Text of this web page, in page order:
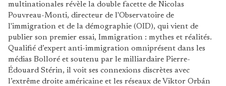
multinationales révèle la double facette de Nicolas
Pouvreau-Monti, directeur de l'Observatoire de
l'immigration et de la démographie (OID), qui vient de
publier son premier essai, Immigration : mythes et réalités.
Qualifié d’expert anti-immigration omniprésent dans les
médias Bolloré et soutenu par le milliardaire Pierre-
Édouard Stérin, il voit ses connexions discrètes avec
l’extrême droite américaine et les réseaux de Viktor Orbán